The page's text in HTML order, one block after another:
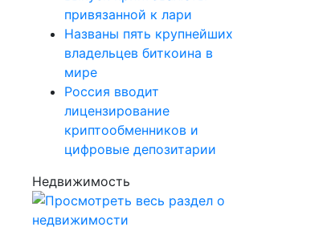
привязанной к лари
Названы пять крупнейших
владельцев биткоина в
мире
Россия вводит
лицензирование
криптообменников и
цифровые депозитарии
Недвижимость